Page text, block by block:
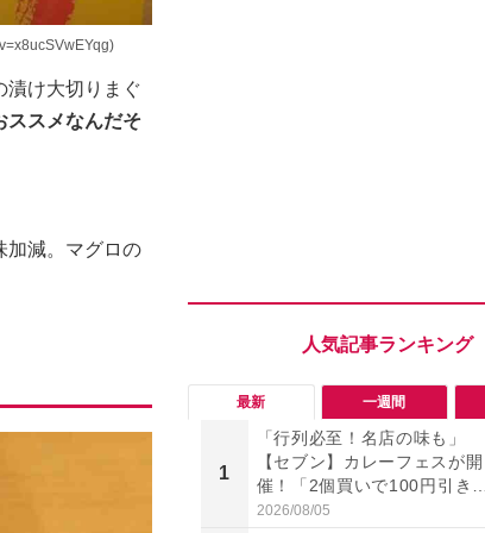
漬け大切りまぐ
ススメなんだそ
加減。マグロの
最新 一週間
1
「行列必至！名店の味も」
【セブン】カレーフェスが開
催！「2個買いで100円引き」
レトルトカレーキャンペーン
2026/08/05